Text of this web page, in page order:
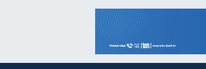
Mersin Nöbetçi Eczaneler
Mersin Hava Durumu